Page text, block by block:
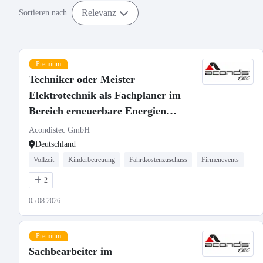
Sortieren nach Relevanz
Premium
Techniker oder Meister
Elektrotechnik als Fachplaner im
Bereich erneuerbare Energien
(m/w/d)
Acondistec GmbH
Deutschland
Vollzeit Kinderbetreuung Fahrtkostenzuschuss Firmenevents
2
05.08.2026
Premium
Sachbearbeiter im